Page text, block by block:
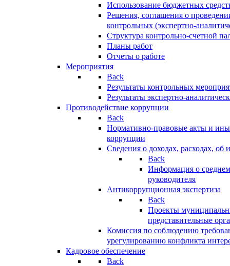
Использование бюджетных
Решения, соглашения о
контрольных (экспертно-
Структура контрольно-счетной
Планы работ
Отчеты о работе
Мероприятия
Back
Результаты контрольных
Результаты экспертно-
Противодействие коррупции
Back
Нормативно-правовые акты и
коррупции
Сведения о доходах, расходах, об
Back
Информация о
руководителя
Антикоррупционная экспертиза
Back
Проекты
представительные
Комиссия по соблюдению
урегулированию конфликта
Кадровое обеспечение
Back